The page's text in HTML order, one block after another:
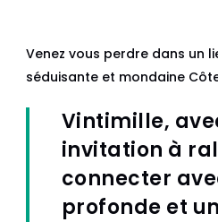
Venez vous perdre dans un
séduisante et mondaine
Vintimille,
invitation à
connecter
profonde et